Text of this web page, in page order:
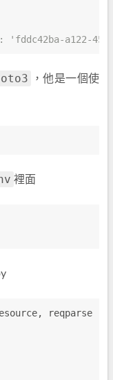
a122-4581-
，他是一個使
裡面
reqparse